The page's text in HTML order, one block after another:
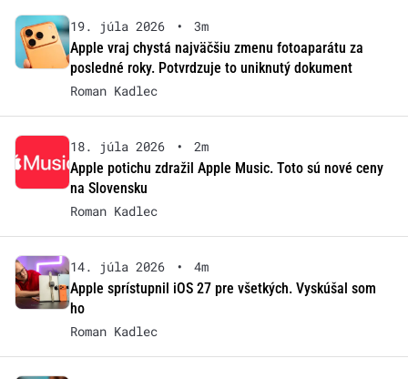
19. júla 2026 •
3m
Apple vraj chystá najväčšiu zmenu fotoaparátu za
posledné roky. Potvrdzuje to uniknutý dokument
Roman Kadlec
18. júla 2026 •
2m
Apple potichu zdražil Apple Music. Toto sú nové ceny
na Slovensku
Roman Kadlec
14. júla 2026 •
4m
Apple sprístupnil iOS 27 pre všetkých. Vyskúšal som
ho
Roman Kadlec